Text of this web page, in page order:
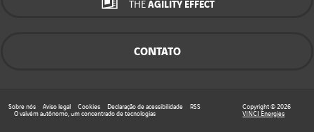
THE AGILITY EFFECT
CONTATO
Sobre nós Aviso legal Cookies Declaração de acessibilidade
RSS
O vaivém autônomo, um concentrado de tecnologias
Copyright © 2026
VINCI Energies